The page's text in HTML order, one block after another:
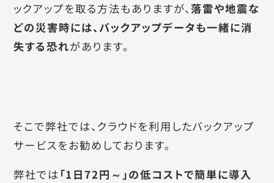
ックアップを取る方法もありますが、落雷や地震な
どの災害時には、バックアップデータも一緒に消
失する恐れがあります。
そこで弊社では、クラウドを利用したバックアップ
サービスをお勧めしております。
弊社では 「1日72円～」の低コストで簡単に導入